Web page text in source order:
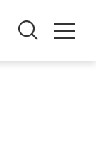
Odpri iskanjeOdpri meni